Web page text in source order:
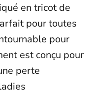
en tricot de
pour toutes
pour
est conçu pour
perte